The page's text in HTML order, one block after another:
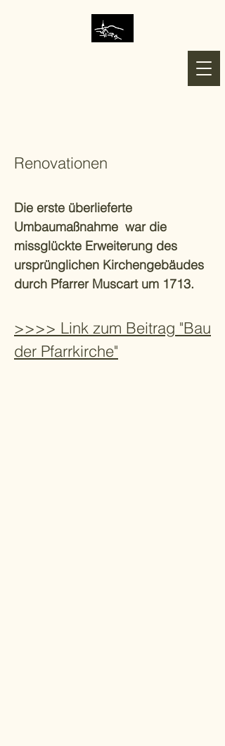
Renovationen
Die erste überlieferte
Umbaumaßnahme war die
missglückte Erweiterung des
ursprünglichen Kirchengebäudes
durch Pfarrer Muscart um 1713.
>>>> Link zum Beitrag "Bau
der Pfarrkirche"